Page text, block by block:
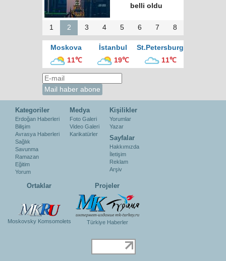
belli oldu
1 2 3 4 5 6 7 8
Moskova İstanbul
St.Petersburg
11℃
19℃ 11℃
Kategoriler
Erdoğan Haberleri
Bilişim
Avrasya Haberleri
Sağlık
Savunma
Ramazan
Eğitim
Yorum
Medya
Foto Galeri
Video Galeri
Karikatürler
Kişilikler
Yorumlar
Yazar
Sayfalar
Hakkımızda
İletişim
Reklam
Arşiv
Ortaklar
Moskovsky Komsomolets
Projeler
Türkiye Haberler